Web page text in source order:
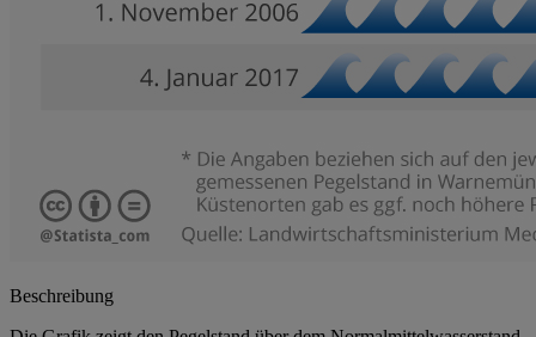
Beschreibung